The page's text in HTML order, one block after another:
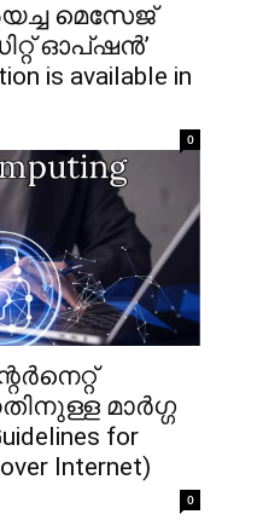
മെസേജ്
ഓപ്ഷൻ’
is available in
0
മാർഗ്ഗ
for
Internet)
0